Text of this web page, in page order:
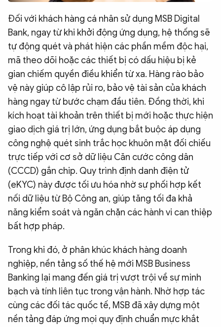
Đối với khách hàng cá nhân sử dụng MSB Digital
Bank, ngay từ khi khởi động ứng dụng, hệ thống sẽ
tự động quét và phát hiện các phần mềm độc hại,
mã theo dõi hoặc các thiết bị có dấu hiệu bị kẻ
gian chiếm quyền điều khiển từ xa. Hàng rào bảo
vệ này giúp cô lập rủi ro, bảo vệ tài sản của khách
hàng ngay từ bước chạm đầu tiên. Đồng thời, khi
kích hoạt tài khoản trên thiết bị mới hoặc thực hiện
giao dịch giá trị lớn, ứng dụng bắt buộc áp dụng
công nghệ quét sinh trắc học khuôn mặt đối chiếu
trực tiếp với cơ sở dữ liệu Căn cước công dân
(CCCD) gắn chip. Quy trình định danh điện tử
(eKYC) này được tối ưu hóa nhờ sự phối hợp kết
nối dữ liệu từ Bộ Công an, giúp tăng tối đa khả
năng kiểm soát và ngăn chặn các hành vi can thiệp
bất hợp pháp.
Trong khi đó, ở phân khúc khách hàng doanh
nghiệp, nền tảng số thế hệ mới MSB Business
Banking lại mang đến giá trị vượt trội về sự minh
bạch và tính liên tục trong vận hành. Nhờ hợp tác
cùng các đối tác quốc tế, MSB đã xây dựng một
nền tảng đáp ứng mọi quy định chuẩn mực khắt